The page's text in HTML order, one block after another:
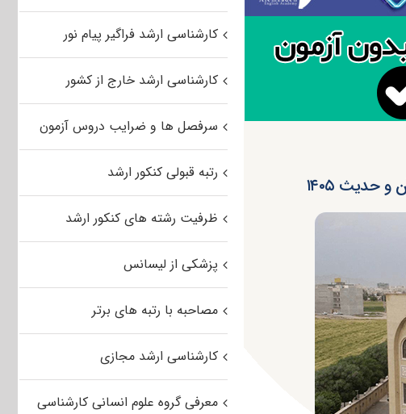
حدیث ۱۴۰۵
کارشناسی ارشد فراگیر پیام نور
کارشناسی ارشد خارج از کشور
سرفصل ها و ضرایب دروس آزمون
رتبه قبولی کنکور ارشد
ظرفیت رشته های کنکور ارشد
پزشکی از لیسانس
مصاحبه با رتبه های برتر
کارشناسی ارشد مجازی
معرفی گروه علوم انسانی کارشناسی